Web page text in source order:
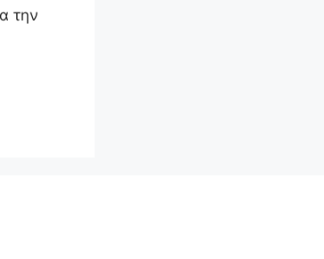
την